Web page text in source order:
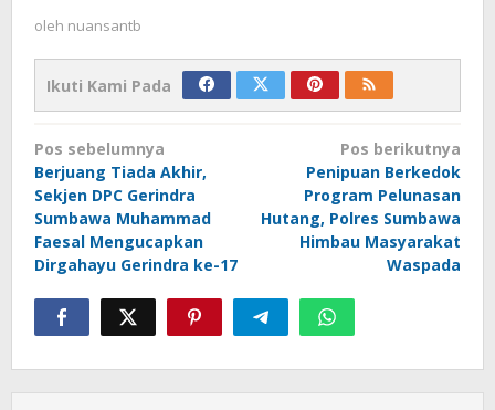
oleh nuansantb
Ikuti Kami Pada
Navigasi
pos
Pos sebelumnya
Berjuang Tiada Akhir,
Sekjen DPC Gerindra
Sumbawa Muhammad
Faesal Mengucapkan
Dirgahayu Gerindra ke-17
Pos berikutnya
Penipuan Berkedok
Program Pelunasan
Hutang, Polres Sumbawa
Himbau Masyarakat
Waspada